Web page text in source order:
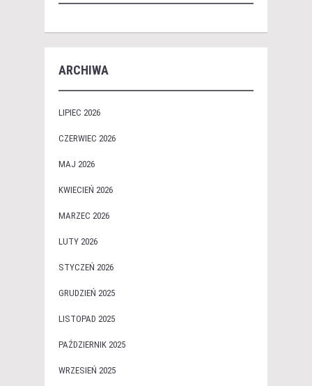
ARCHIWA
LIPIEC 2026
CZERWIEC 2026
MAJ 2026
KWIECIEŃ 2026
MARZEC 2026
LUTY 2026
STYCZEŃ 2026
GRUDZIEŃ 2025
LISTOPAD 2025
PAŹDZIERNIK 2025
WRZESIEŃ 2025